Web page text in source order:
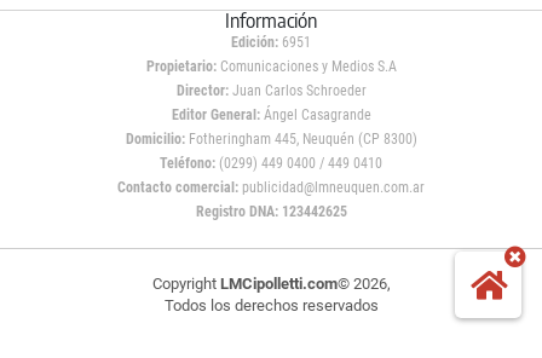
Información
Edición: 6951
Propietario:Comunicaciones y Medios S.A
Director: Juan Carlos Schroeder
Editor General:Ángel Casagrande
Domicilio:Fotheringham 445, Neuquén (CP 8300)
Teléfono: (0299) 449 0400 / 449 0410
Contacto comercial: publicidad@lmneuquen.com.ar
Registro DNA: 123442625
Copyright LMCipolletti.com© 2026,
Todos los derechos reservados